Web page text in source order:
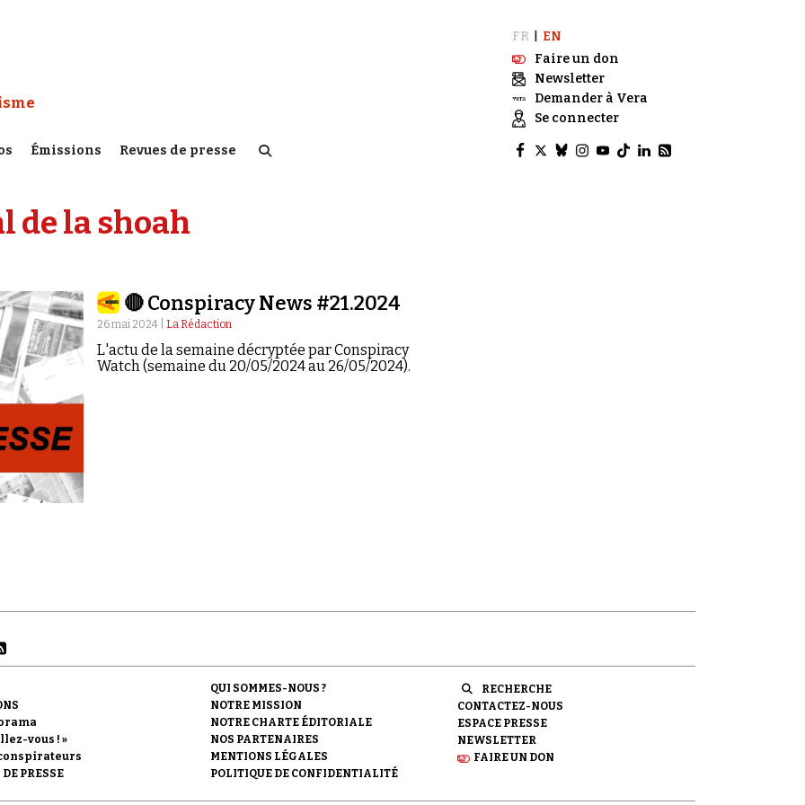
:
Émissions Revues de presse
FR
EN
Faire un don
Newsletter
Demander à Vera
Se connecter
de la shoah
🔴 Conspiracy News #21.2024
26 mai 2024 | La Rédaction
L'actu de la semaine décryptée par Conspiracy
Watch (semaine du 20/05/2024 au 26/05/2024).
vous ! »
PRESSE
QUI SOMMES-NOUS ?
NOTRE MISSION
NOTRE CHARTE ÉDITORIALE
NOS PARTENAIRES
MENTIONS LÉGALES
POLITIQUE DE CONFIDENTIALITÉ
RECHERCHE
CONTACTEZ-NOUS
ESPACE PRESSE
NEWSLETTER
FAIRE UN DON